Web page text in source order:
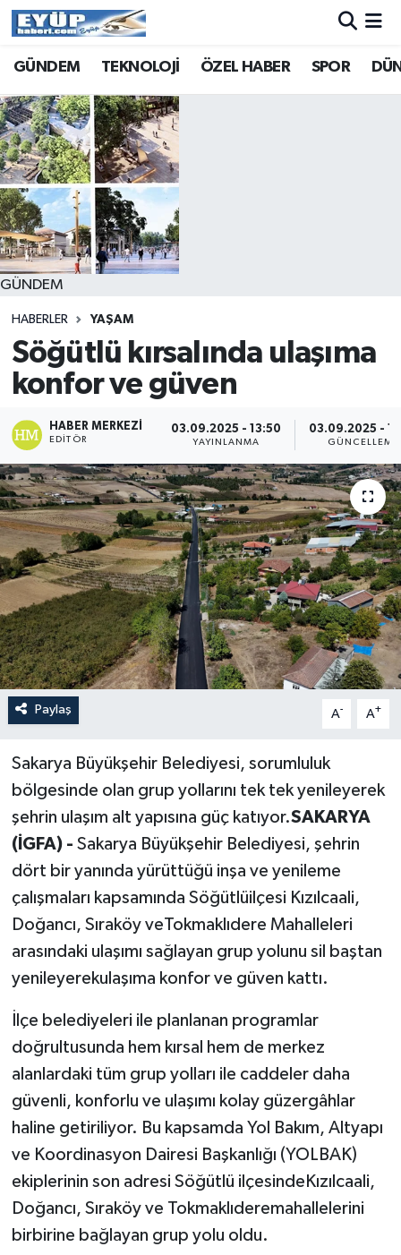
GÜNDEM TEKNOLOJİ ÖZEL HABER SPOR
GÜNDEM
HABERLER YAŞAM
Söğütlü kırsalında ulaşıma
konfor ve güven
HABER MERKEZI
EDITÖR
03.09.2025 - 13:50
YAYINLANMA
03.09.2025 -
GÜNCELLEME
Paylaş A- A+
Sakarya Büyükşehir Belediyesi, sorumluluk
bölgesinde olan grup yollarını tek tek yenileyerek
şehrin ulaşım alt yapısına güç katıyor.SAKARYA
(İGFA) - Sakarya Büyükşehir Belediyesi, şehrin
dört bir yanında yürüttüğü inşa ve yenileme
çalışmaları kapsamında Söğütlüilçesi Kızılcaali,
Doğancı, Sıraköy veTokmaklıdere Mahalleleri
arasındaki ulaşımı sağlayan grup yolunu sil baştan
yenileyerekulaşıma konfor ve güven kattı.
İlçe belediyeleri ile planlanan programlar
doğrultusunda hem kırsal hem de merkez
alanlardaki tüm grup yolları ile caddeler daha
güvenli, konforlu ve ulaşımı kolay güzergâhlar
haline getiriliyor. Bu kapsamda Yol Bakım, Altyapı
ve Koordinasyon Dairesi Başkanlığı (YOLBAK)
ekiplerinin son adresi Söğütlü ilçesindeKızılcaali,
Doğancı, Sıraköy ve Tokmaklıderemahallelerini
birbirine bağlayan grup yolu oldu.